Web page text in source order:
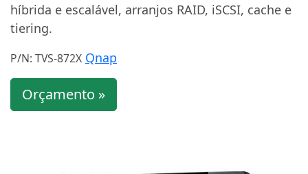
híbrida e escalável, arranjos RAID, iSCSI, cache e
tiering.
P/N: TVS-872X Qnap
Orçamento »